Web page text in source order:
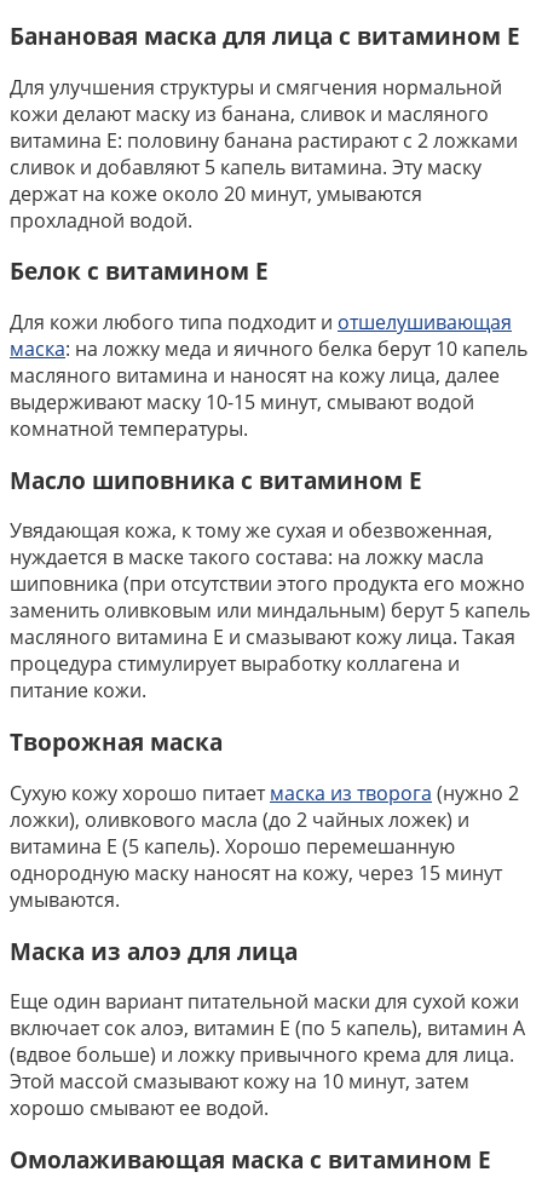
Банановая маска для лица с витамином Е
Для улучшения структуры и смягчения нормальной
кожи делают маску из банана, сливок и масляного
витамина Е: половину банана растирают с 2 ложками
сливок и добавляют 5 капель витамина. Эту маску
держат на коже около 20 минут, умываются
прохладной водой.
Белок с витамином Е
Для кожи любого типа подходит и отшелушивающая
маска: на ложку меда и яичного белка берут 10 капель
масляного витамина и наносят на кожу лица, далее
выдерживают маску 10-15 минут, смывают водой
комнатной температуры.
Масло шиповника с витамином Е
Увядающая кожа, к тому же сухая и обезвоженная,
нуждается в маске такого состава: на ложку масла
шиповника (при отсутствии этого продукта его можно
заменить оливковым или миндальным) берут 5 капель
масляного витамина Е и смазывают кожу лица. Такая
процедура стимулирует выработку коллагена и
питание кожи.
Творожная маска
Сухую кожу хорошо питаетмаска из творога (нужно 2
ложки), оливкового масла (до 2 чайных ложек) и
витамина Е (5 капель). Хорошо перемешанную
однородную маску наносят на кожу, через 15 минут
умываются.
Маска из алоэ для лица
Еще один вариант питательной маски для сухой кожи
включает сок алоэ, витамин Е (по 5 капель), витамин А
(вдвое больше) и ложку привычного крема для лица.
Этой массой смазывают кожу на 10 минут, затем
хорошо смывают ее водой.
Омолаживающая маска с витамином Е